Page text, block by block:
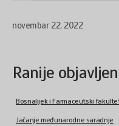
novembar 22. 2022
Ranije
Bosnalijek i Farmaceutski
Jačanje međunarodne saradnje